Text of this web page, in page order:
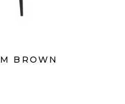
BROWN